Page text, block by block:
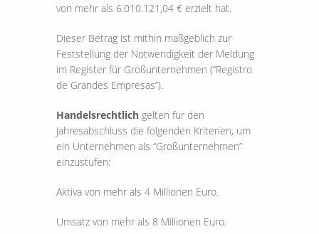
von mehr als 6.010.121,04 € erzielt hat.
Dieser Betrag ist mithin maßgeblich zur
Feststellung der Notwendigkeit der Meldung
im Register für Großunternehmen (“Registro
de Grandes Empresas”).
Handelsrechtlich gelten für den
Jahresabschluss die folgenden Kriterien, um
ein Unternehmen als “Großunternehmen”
einzustufen:
Aktiva von mehr als 4 Millionen Euro.
Umsatz von mehr als 8 Millionen Euro.